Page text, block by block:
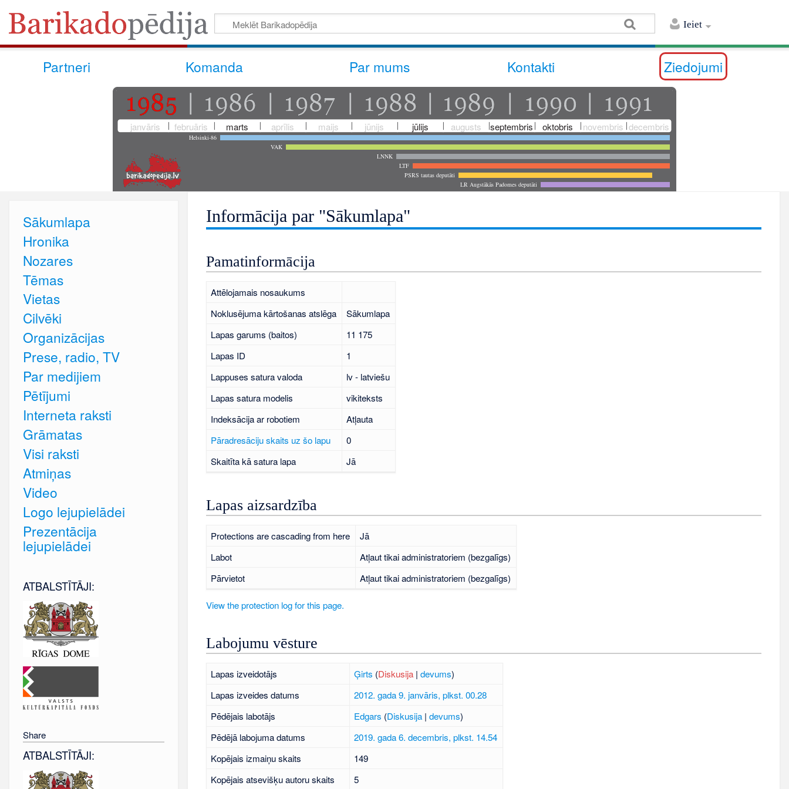
Ieiet
Partneri Komanda Par mums Kontakti Ziedojumi
janvāris februāris marts aprīlis maijs jūnijs jūlijs augusts septembris oktobris novembris decembris
Helsinki-86
VAK
LNNK
LTF
PSRS tautas deputāti
LR Augstākās Padomes deputāti
Informācija par "Sākumlapa"
Pamatinformācija
Attēlojamais nosaukums
Noklusējuma kārtošanas atslēga
Sākumlapa
Lapas garums (baitos)
11 175
Lapas ID
1
Lappuses satura valoda
lv - latviešu
Lapas satura modelis
vikiteksts
Indeksācija ar robotiem
Atļauta
Pāradresāciju skaits uz šo lapu
0
Skaitīta kā satura lapa
Jā
Lapas aizsardzība
Protections are cascading from here
Jā
Labot
Atļaut tikai administratoriem (bezgalīgs)
Pārvietot
Atļaut tikai administratoriem (bezgalīgs)
View the protection log for this page.
Labojumu vēsture
Lapas izveidotājs Ģirts (Diskusija |devums)
Lapas izveides datums
2012. gada 9. janvāris, plkst. 00.28
Pēdējais labotājs
Edgars (Diskusija |devums)
Pēdējā labojuma datums
2019. gada 6. decembris, plkst. 14.54
Kopējais izmaiņu skaits
149
Kopējais atsevišķu autoru skaits
5
Sākumlapa
Hronika
Nozares
Tēmas
Vietas
Cilvēki
Organizācijas
Prese, radio, TV
Par medijiem
Pētījumi
Interneta raksti
Grāmatas
Visi raksti
Atmiņas
Video
Logo lejupielādei
Prezentācija
lejupielādei
ATBALSTĪTĀJI:
Share
ATBALSTĪTĀJI: